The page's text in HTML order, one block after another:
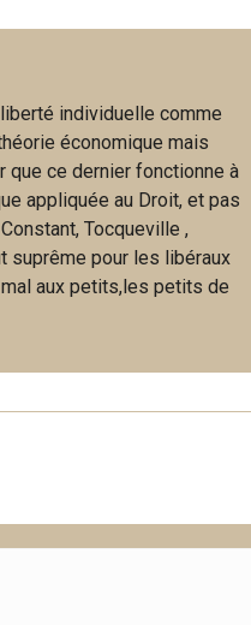
individuelle comme
économique mais
que ce dernier fonctionne à
appliquée au Droit, et pas
Tocqueville ,
suprême pour les libéraux
aux petits,les petits de